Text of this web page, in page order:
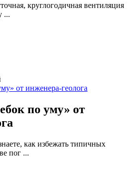
круглогодичная вентиляция
...
от инженера-геолога
по уму» от
как избежать типичных
пог ...